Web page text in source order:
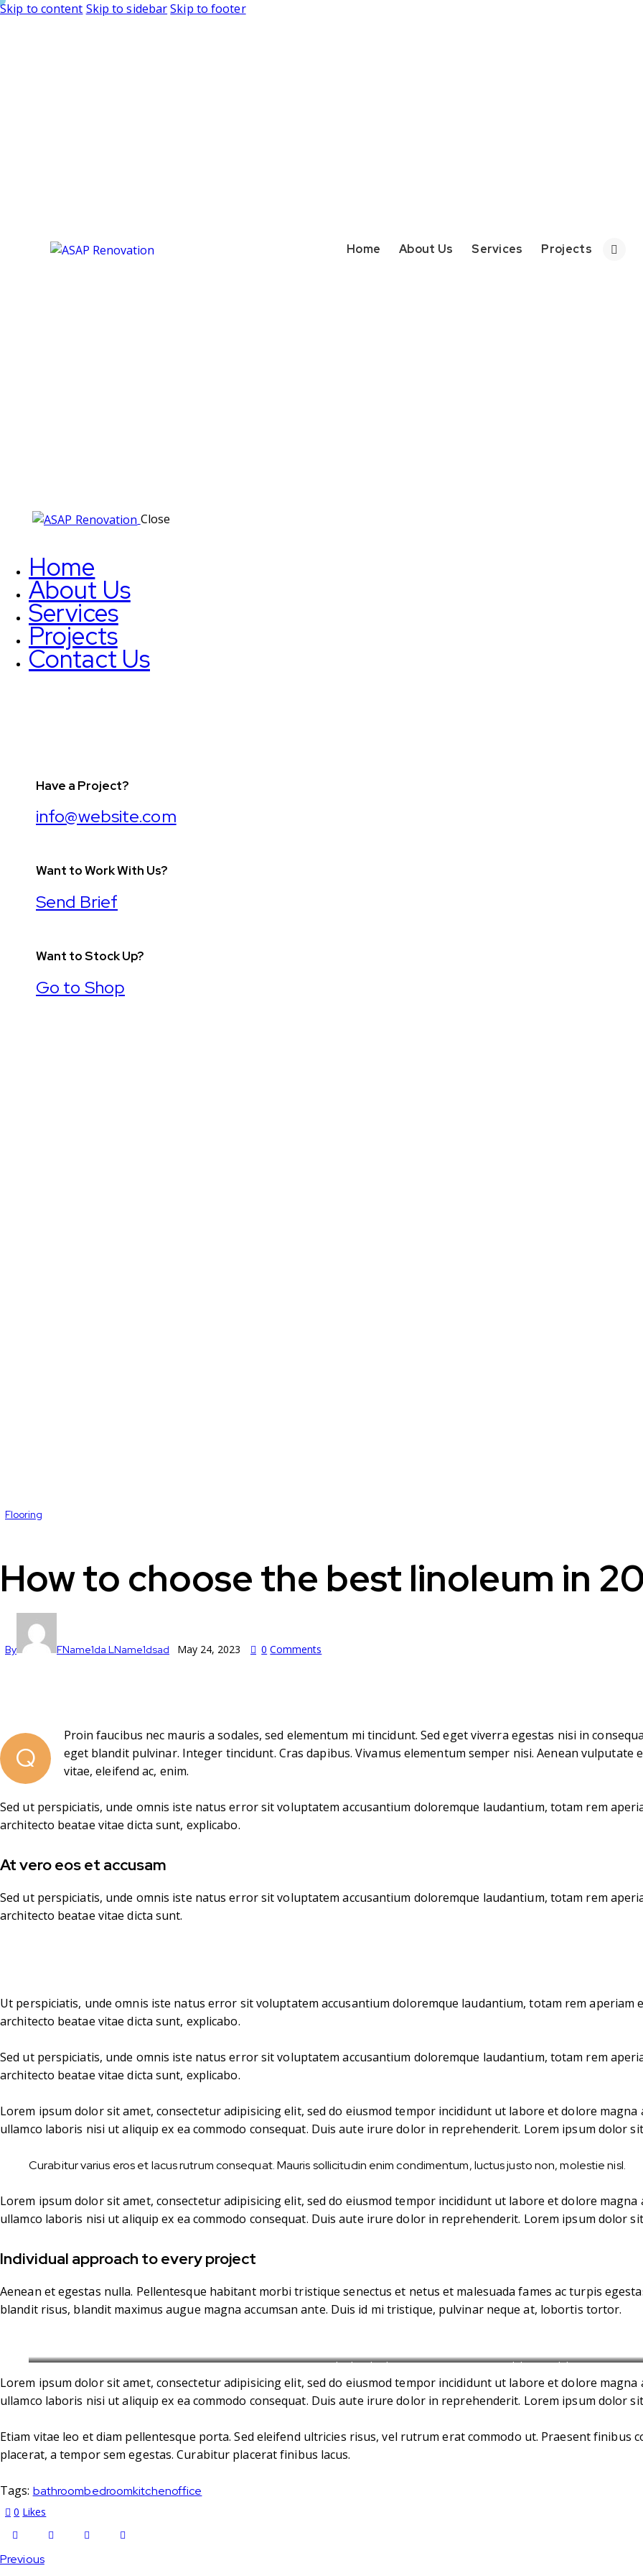
Skip to content Skip to sidebarSkip to footer
Home About Us Services Projects
Close
Home
About Us
Services
Projects
Contact Us
Have a Project?
info@website.com
Want to Work With Us?
Send Brief
Want to Stock Up?
Go to Shop
Flooring
How to choose the best linoleum in
By FName1da LName1dsad May 24, 2023 0 Comments
Q
Proin faucibus nec mauris a sodales, sed elementum mi tincidunt. Sed eget viverra egestas nisi in
eget blandit pulvinar. Integer tincidunt. Cras dapibus. Vivamus elementum semper nisi. Aenean
vitae, eleifend ac, enim.
Sed ut perspiciatis, unde omnis iste natus error sit voluptatem accusantium doloremque laudantium, totam rem
architecto beatae vitae dicta sunt, explicabo.
At vero eos et accusam
Sed ut perspiciatis, unde omnis iste natus error sit voluptatem accusantium doloremque laudantium, totam rem
architecto beatae vitae dicta sunt.
Ut perspiciatis, unde omnis iste natus error sit voluptatem accusantium doloremque laudantium, totam rem aperiam
architecto beatae vitae dicta sunt, explicabo.
Sed ut perspiciatis, unde omnis iste natus error sit voluptatem accusantium doloremque laudantium, totam rem
architecto beatae vitae dicta sunt, explicabo.
Lorem ipsum dolor sit amet, consectetur adipisicing elit, sed do eiusmod tempor incididunt ut labore et dolore
ullamco laboris nisi ut aliquip ex ea commodo consequat. Duis aute irure dolor in reprehenderit. Lorem ipsum dolor
Curabitur varius eros et lacus rutrum consequat. Mauris sollicitudin enim condimentum, luctus justo non, molestie nisl.
Lorem ipsum dolor sit amet, consectetur adipisicing elit, sed do eiusmod tempor incididunt ut labore et dolore
ullamco laboris nisi ut aliquip ex ea commodo consequat. Duis aute irure dolor in reprehenderit. Lorem ipsum dolor
Individual approach to every project
Aenean et egestas nulla. Pellentesque habitant morbi tristique senectus et netus et malesuada fames ac turpis
blandit risus, blandit maximus augue magna accumsan ante. Duis id mi tristique, pulvinar neque at, lobortis tortor.
Stet clita kasd gubergren, no sea sanctus est labore et dolore. ByKevin
Lorem ipsum dolor sit amet, consectetur adipisicing elit, sed do eiusmod tempor incididunt ut labore et dolore
ullamco laboris nisi ut aliquip ex ea commodo consequat. Duis aute irure dolor in reprehenderit. Lorem ipsum dolor
Etiam vitae leo et diam pellentesque porta. Sed eleifend ultricies risus, vel rutrum erat commodo ut. Praesent finibus
placerat, a tempor sem egestas. Curabitur placerat finibus lacus.
Tags: bathroombedroomkitchenoffice
0 Likes
Previous